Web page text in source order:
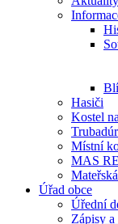
Hasiči
Kostel
Trubadúr
Místní
MAS
Úřad obce
Úřední
Zápisy a